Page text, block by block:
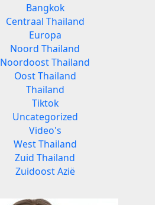
Bangkok
Centraal Thailand
Europa
Noord Thailand
Noordoost Thailand
Oost Thailand
Thailand
Tiktok
Uncategorized
Video's
West Thailand
Zuid Thailand
Zuidoost Azië